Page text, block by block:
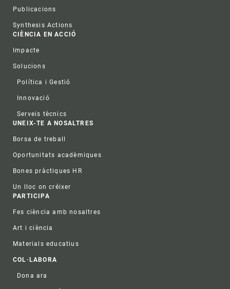
Publicacions
Synthesis Actions
CIÈNCIA EN ACCIÓ
Impacte
Solucions
Política i Gestió
Innovació
Serveis tècnics
UNEIX-TE A NOSALTRES
Borsa de treball
Oportunitats acadèmiques
Bones pràctiques HR
Un lloc on créixer
PARTICIPA
Fes ciència amb nosaltres
Art i ciència
Materials educatius
COL·LABORA
Dona ara